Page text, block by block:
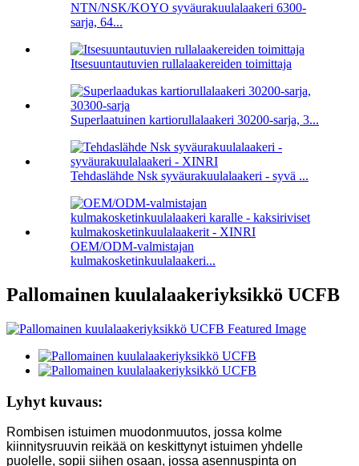
NTN/NSK/KOYO syväurakuulalaakeri 6300-
sarja, 64...
Itsesuuntautuvien rullalaakereiden toimittaja
Superlaatuinen kartiorullalaakeri 30200-sarja, 3...
Tehdaslähde Nsk syväurakuulalaakeri - syvä ...
OEM/ODM-valmistajan
kulmakosketinkuulalaakeri...
Pallomainen kuulalaakeriyksikkö UCFB
Lyhyt kuvaus:
Rombisen istuimen muodonmuutos, jossa kolme
kiinnitysruuvin reikää on keskittynyt istuimen yhdelle
puolelle, sopii siihen osaan, jossa asennuspinta on